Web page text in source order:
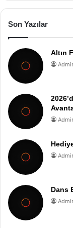
Son Yazılar
Altın
Dans